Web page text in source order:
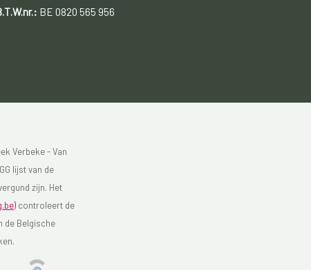
BE 0820 565 956
Verbeke - Van
lijst van de
zijn. Het
controleert de
de Belgische